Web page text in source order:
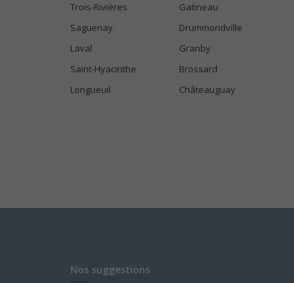
Trois-Rivières
Gatineau
Saguenay
Drummondville
Laval
Granby
Saint-Hyacinthe
Brossard
Longueuil
Châteauguay
Nos suggestions